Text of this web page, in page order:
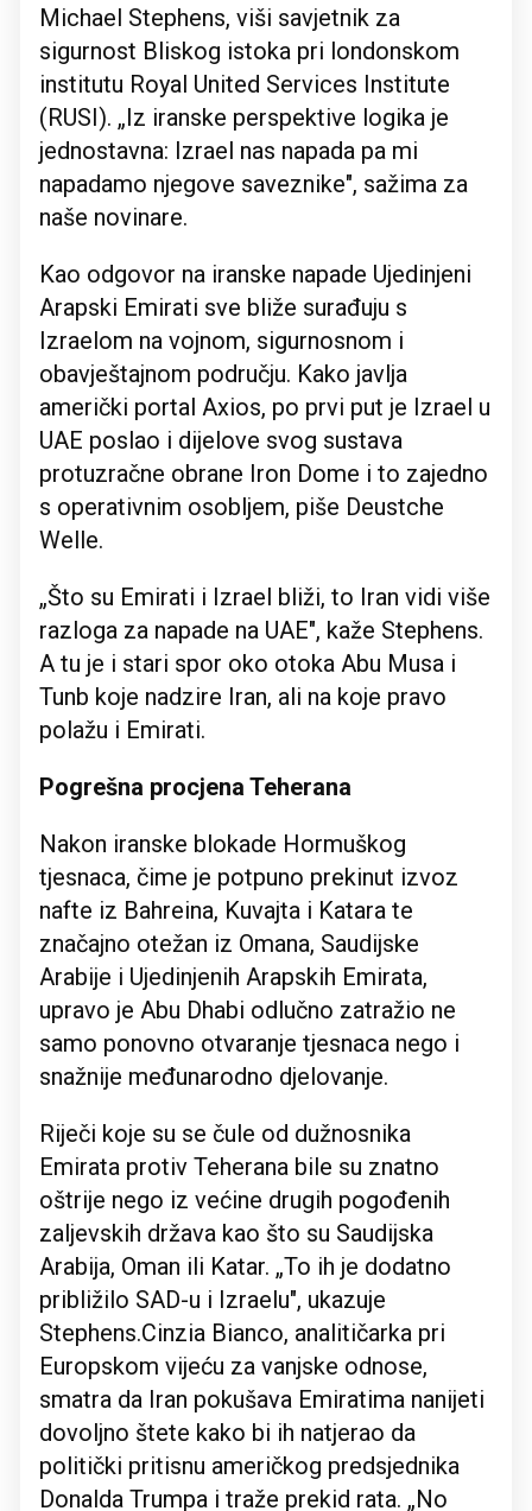
Michael Stephens, viši savjetnik za
sigurnost Bliskog istoka pri londonskom
institutu Royal United Services Institute
(RUSI). „Iz iranske perspektive logika je
jednostavna: Izrael nas napada pa mi
napadamo njegove saveznike", sažima za
naše novinare.
Kao odgovor na iranske napade Ujedinjeni
Arapski Emirati sve bliže surađuju s
Izraelom na vojnom, sigurnosnom i
obavještajnom području. Kako javlja
američki portal Axios, po prvi put je Izrael u
UAE poslao i dijelove svog sustava
protuzračne obrane Iron Dome i to zajedno
s operativnim osobljem, piše Deustche
Welle.
„Što su Emirati i Izrael bliži, to Iran vidi više
razloga za napade na UAE", kaže Stephens.
A tu je i stari spor oko otoka Abu Musa i
Tunb koje nadzire Iran, ali na koje pravo
polažu i Emirati.
Pogrešna procjena Teherana
Nakon iranske blokade Hormuškog
tjesnaca, čime je potpuno prekinut izvoz
nafte iz Bahreina, Kuvajta i Katara te
značajno otežan iz Omana, Saudijske
Arabije i Ujedinjenih Arapskih Emirata,
upravo je Abu Dhabi odlučno zatražio ne
samo ponovno otvaranje tjesnaca nego i
snažnije međunarodno djelovanje.
Riječi koje su se čule od dužnosnika
Emirata protiv Teherana bile su znatno
oštrije nego iz većine drugih pogođenih
zaljevskih država kao što su Saudijska
Arabija, Oman ili Katar. „To ih je dodatno
približilo SAD-u i Izraelu", ukazuje
Stephens.Cinzia Bianco, analitičarka pri
Europskom vijeću za vanjske odnose,
smatra da Iran pokušava Emiratima nanijeti
dovoljno štete kako bi ih natjerao da
politički pritisnu američkog predsjednika
Donalda Trumpa i traže prekid rata. „No